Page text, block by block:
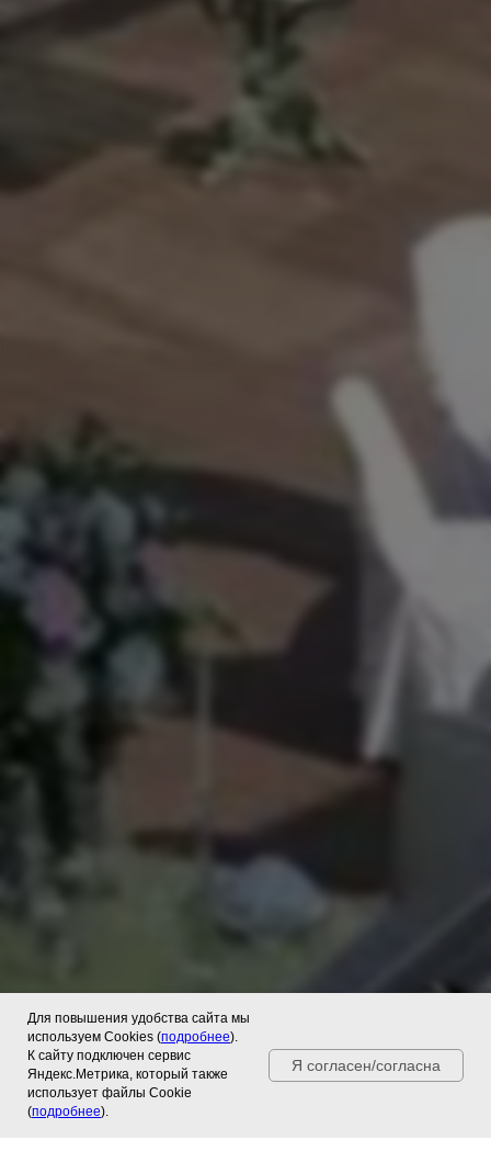
Для повышения удобства сайта мы
используем Cookies (подробнее).
К сайту подключен сервис
Яндекс.Метрика, который также
использует файлы Cookie
(подробнее).
Я согласен/согласна